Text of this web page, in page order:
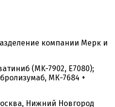
компании Мерк и
(MK-7902, E7080);
МК-7684 +
Нижний Новгород